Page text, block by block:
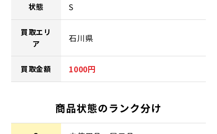
状態 S
買取エリ
ア
石川県
買取金額 1000円
商品状態のランク分け